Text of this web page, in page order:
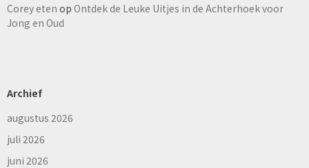
Corey eten op Ontdek de Leuke Uitjes in de Achterhoek voor
Jong en Oud
Archief
augustus 2026
juli 2026
juni 2026